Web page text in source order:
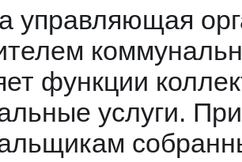
управляющая
функции
услуги.